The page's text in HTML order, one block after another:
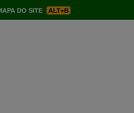
DO SITE ALT+B